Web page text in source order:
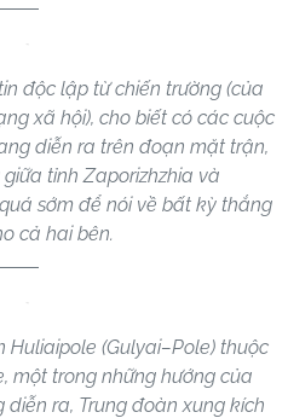
độc lập từ chiến trường (của
xã hội), cho biết có các cuộc
diễn ra trên đoạn mặt trận,
tỉnh Zaporizhzhia và
sớm để nói về bất kỳ thắng
cả hai bên.
(Gulyai–Pole) thuộc
một trong những hướng của
ra, Trung đoàn xung kích